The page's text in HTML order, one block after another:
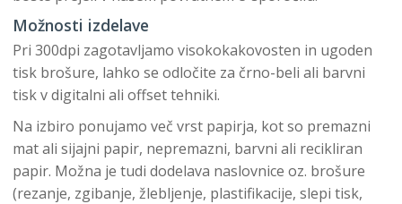
Možnosti izdelave
Pri 300dpi zagotavljamo visokokakovosten in ugoden
tisk brošure, lahko se odločite za črno-beli ali barvni
tisk v digitalni ali offset tehniki.
Na izbiro ponujamo več vrst papirja, kot so premazni
mat ali sijajni papir, nepremazni, barvni ali recikliran
papir. Možna je tudi dodelava naslovnice oz. brošure
(rezanje, zgibanje, žlebljenje, plastifikacije, slepi tisk,